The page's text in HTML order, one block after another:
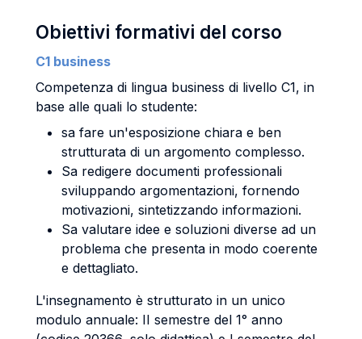
Obiettivi formativi del corso
C1 business
Competenza di lingua business di livello C1, in
base alle quali lo studente:
sa fare un'esposizione chiara e ben
strutturata di un argomento complesso.
Sa redigere documenti professionali
sviluppando argomentazioni, fornendo
motivazioni, sintetizzando informazioni.
Sa valutare idee e soluzioni diverse ad un
problema che presenta in modo coerente
e dettagliato.
L'insegnamento è strutturato in un unico
modulo annuale: II semestre del 1° anno